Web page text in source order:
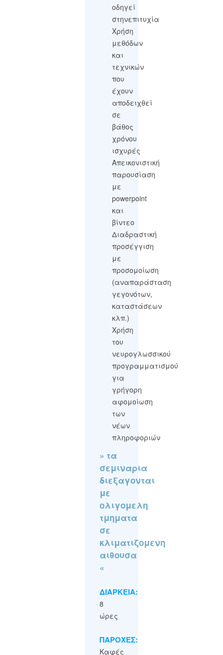
οδηγεί
στηνεπιτυχία
Χρήση
μεθόδων
και
τεχνικών
που
έχουν
αποδειχθεί
σε
βάθος
χρόνου
ισχυρές
Απεικονιστική
παρουσίαση
με
powerpoint
και
βίντεο
Διαδραστική
προσέγγιση
με
προσομοίωση
(αναπαράσταση
γεγονότων,
καταστάσεων
κλπ.)
Χρήση
του
νευρογλωσσικού
προγραμματισμού
για
γρήγορη
αφομοίωση
των
νέων
πληροφοριών
» τα
σεμιναρια
διεξαγονται
με
ολιγομελη
τμηματα
σε
κλιματιζομενη
αιθουσα
«
ΔΙΑΡΚΕΙΑ:
8
ώρες
ΠΑΡΟΧΕΣ:
Καφές